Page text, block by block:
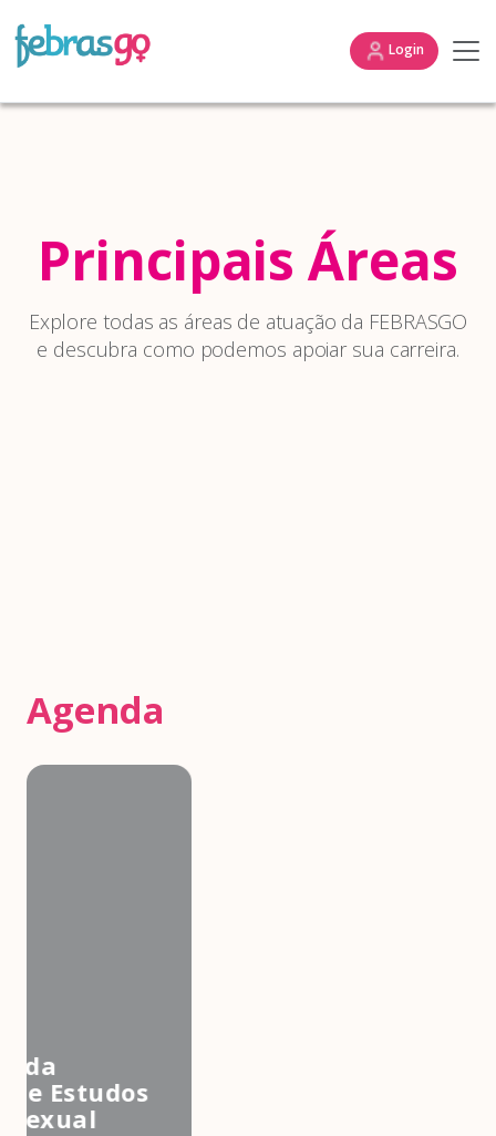
Login
Principais Áreas
Explore todas as áreas de atuação da FEBRASGO
e descubra como podemos apoiar sua carreira.
Agenda
3º Congresso Nacional da
Associação Brasileira de Estudos
em Medicina e Saúde Sexual